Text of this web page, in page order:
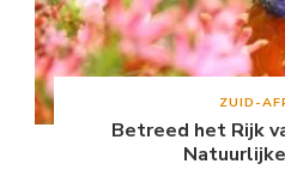
ZUID-
Betreed het Rijk